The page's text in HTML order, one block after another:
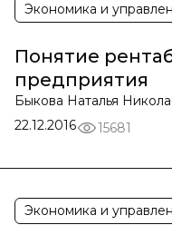
Экономика и
Понятие
предприятия
Быкова Наталья
22.12.2016
15681
Экономика и